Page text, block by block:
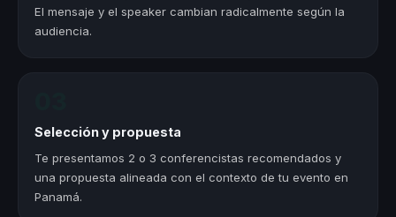
El mensaje y el speaker cambian radicalmente según la
audiencia.
Selección y propuesta
Te presentamos 2 o 3 conferencistas recomendados y
una propuesta alineada con el contexto de tu evento en
Panamá.